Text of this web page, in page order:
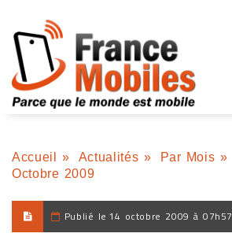
Accueil » Actualités » Par Mois »
Octobre 2009
Publié le 14 octobre 2009 à 07h57